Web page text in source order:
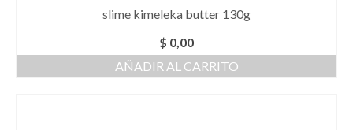
slime kimeleka butter 130g
$ 0,00
AÑADIR AL CARRITO